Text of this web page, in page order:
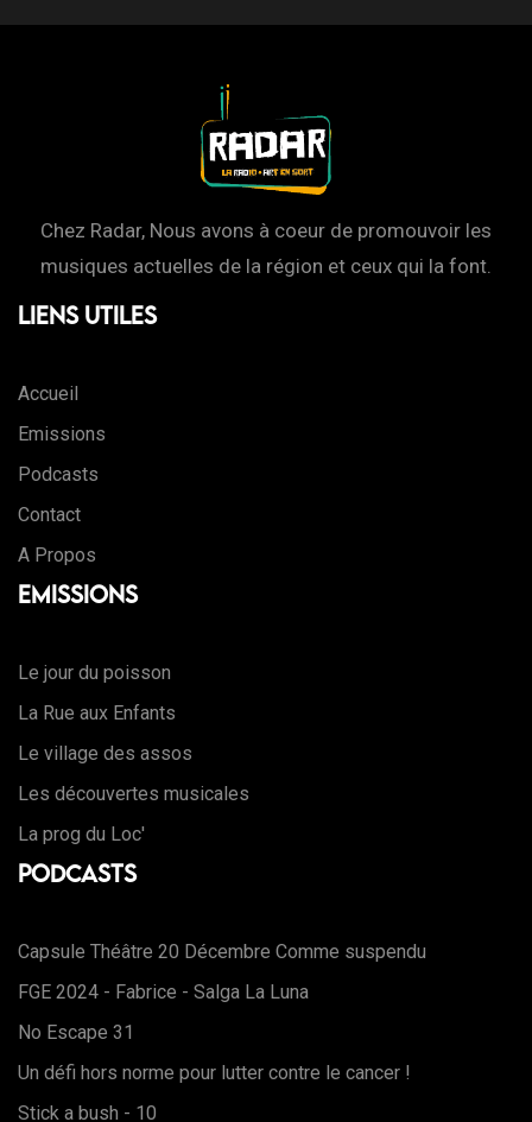
Chez Radar, Nous avons à coeur de promouvoir les
musiques actuelles de la région et ceux qui la font.
Liens Utiles
Accueil
Emissions
Podcasts
Contact
A Propos
Emissions
Le jour du poisson
La Rue aux Enfants
Le village des assos
Les découvertes musicales
La prog du Loc'
Podcasts
Capsule Théâtre 20 Décembre Comme suspendu
FGE 2024 - Fabrice - Salga La Luna
No Escape 31
Un défi hors norme pour lutter contre le cancer !
Stick a bush - 10